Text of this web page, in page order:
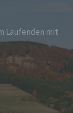
Laufenden mit